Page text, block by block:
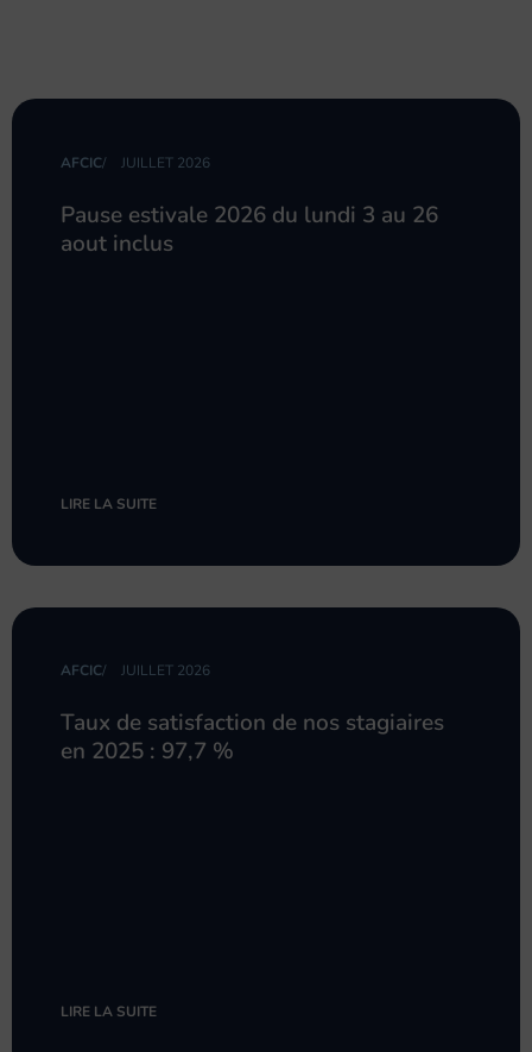
AFCIC/ JUILLET 2026
Pause estivale 2026 du lundi 3 au 26
aout inclus
LIRE LA SUITE
AFCIC/ JUILLET 2026
Taux de satisfaction de nos stagiaires
en 2025 : 97,7 %
LIRE LA SUITE